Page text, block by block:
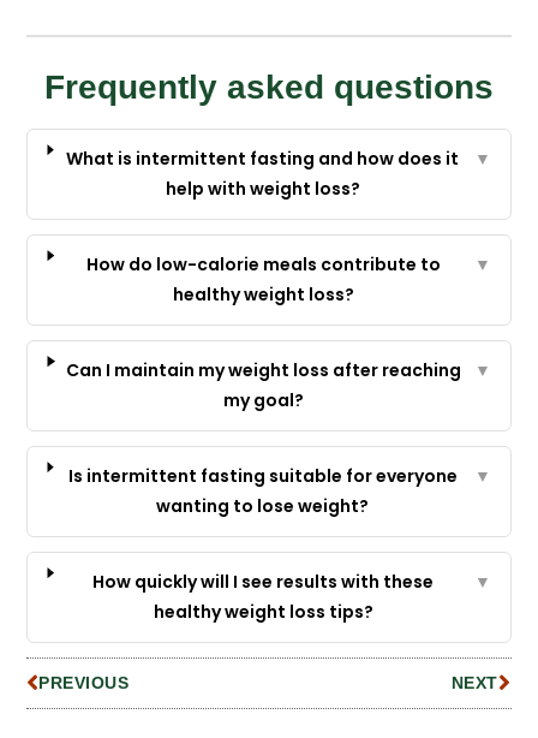
Frequently asked questions
What is intermittent fasting and how does it
help with weight loss?
▼
How do low-calorie meals contribute to
healthy weight loss?
▼
Can I maintain my weight loss after reaching
my goal?
▼
Is intermittent fasting suitable for everyone
wanting to lose weight?
▼
How quickly will I see results with these
healthy weight loss tips?
▼
PREVIOUS NEXT